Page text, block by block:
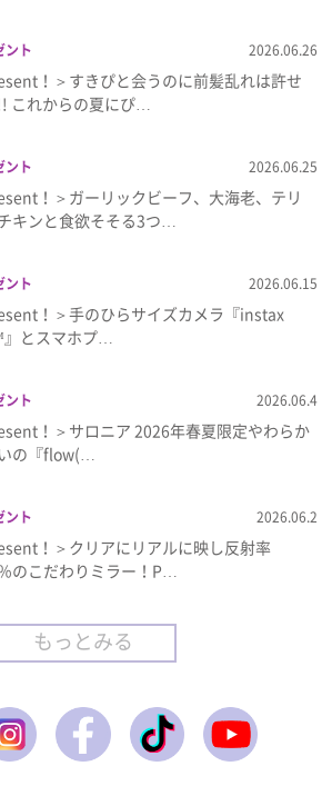
ント 2026.06.26
！＞すきぴと会うのに前髪乱れは許せ
これからの夏にぴ…
ント 2026.06.25
！＞ガーリックビーフ、大海老、テリ
キンと食欲そそる3つ…
ント 2026.06.15
！＞手のひらサイズカメラ『instax
とスマホプ…
ント 2026.06.4
！＞サロニア 2026年春夏限定やわらか
の『flow(…
ント 2026.06.2
！＞クリアにリアルに映し反射率
のこだわりミラー！P…
もっとみる